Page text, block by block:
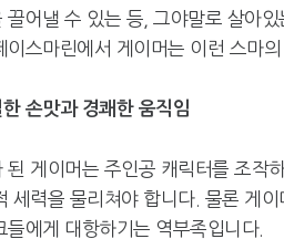
끌어낼 수 있는 등, 그야말로 살아
이스마린에서 게이머는 이런 스마
손맛과 경쾌한 움직임
된 게이머는 주인공 캐릭터를 조작
세력을 물리쳐야 합니다. 물론 게
들에게 대항하기는 역부족입니다.